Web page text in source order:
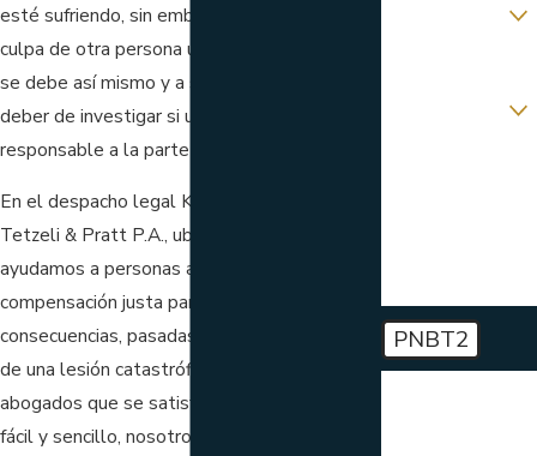
esté sufriendo, sin embargo, si la lesión fue
culpa de otra persona u organización, usted
se debe así mismo y a su ser querido, el
deber de investigar si usted puede hacer
responsable a la parte culpable.
En el despacho legal Kurzban Kurzban
Tetzeli & Pratt P.A., ubicado en Florida,
ayudamos a personas a obtener una
compensación justa para las muchas
consecuencias, pasadas y futuras, resultado
de una lesión catastrófica. A diferencia de los
abogados que se satisfacen de un acuerdo
fácil y sencillo, nosotros trabajamos
PNBT2